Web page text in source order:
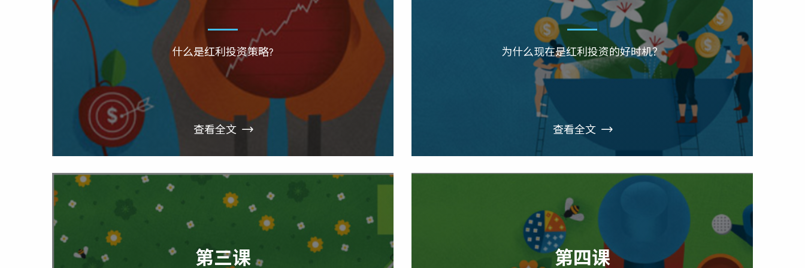
什么是红利投资策略?
查看全文
为什么现在是红利投资的好时机？
查看全文
第三课 第四课